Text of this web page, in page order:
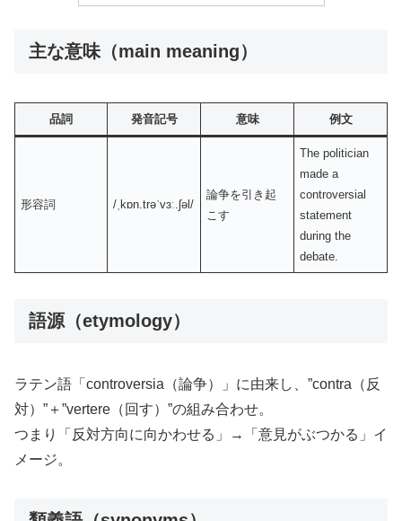
主な意味（main meaning）
品詞 発音記号 意味 例文
形容詞 /ˌkɒn.trəˈvɜː.ʃəl/
論争を引き起
こす
The politician
made a
controversial
statement
during the
debate.
語源（etymology）
ラテン語「controversia（論争）」に由来し、”contra（反
対）”＋”vertere（回す）”の組み合わせ。
つまり「反対方向に向かわせる」→「意見がぶつかる」イ
メージ。